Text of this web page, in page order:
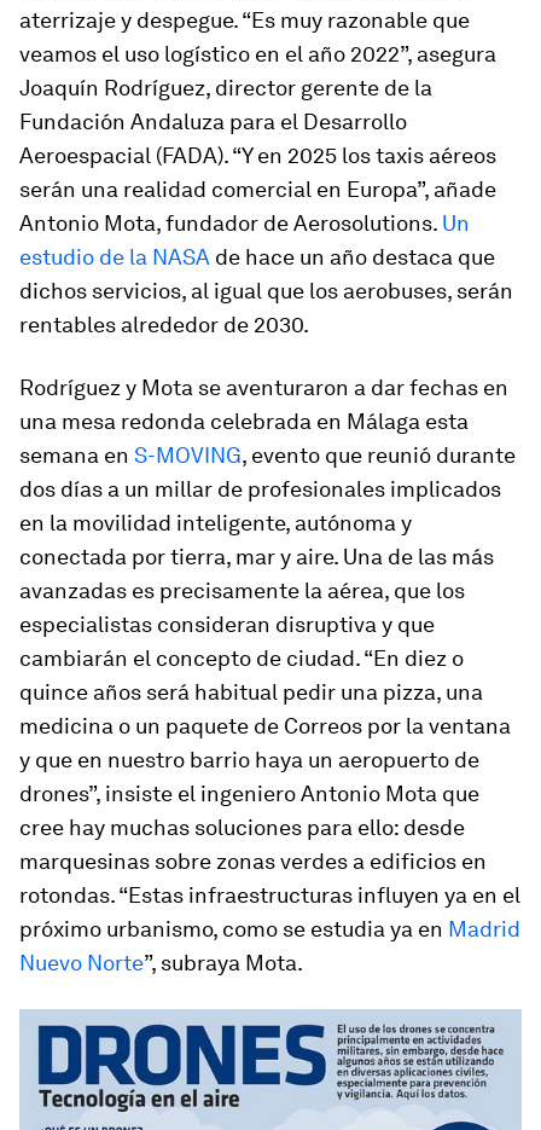
aterrizaje y despegue. “Es muy razonable que
veamos el uso logístico en el año 2022”, asegura
Joaquín Rodríguez, director gerente de la
Fundación Andaluza para el Desarrollo
Aeroespacial (FADA). “Y en 2025 los taxis aéreos
serán una realidad comercial en Europa”, añade
Antonio Mota, fundador de Aerosolutions. Un
estudio de la NASA de hace un año destaca que
dichos servicios, al igual que los aerobuses, serán
rentables alrededor de 2030.
Rodríguez y Mota se aventuraron a dar fechas en
una mesa redonda celebrada en Málaga esta
semana en S-MOVING, evento que reunió durante
dos días a un millar de profesionales implicados
en la movilidad inteligente, autónoma y
conectada por tierra, mar y aire. Una de las más
avanzadas es precisamente la aérea, que los
especialistas consideran disruptiva y que
cambiarán el concepto de ciudad. “En diez o
quince años será habitual pedir una pizza, una
medicina o un paquete de Correos por la ventana
y que en nuestro barrio haya un aeropuerto de
drones”, insiste el ingeniero Antonio Mota que
cree hay muchas soluciones para ello: desde
marquesinas sobre zonas verdes a edificios en
rotondas. “Estas infraestructuras influyen ya en el
próximo urbanismo, como se estudia ya en Madrid
Nuevo Norte”, subraya Mota.